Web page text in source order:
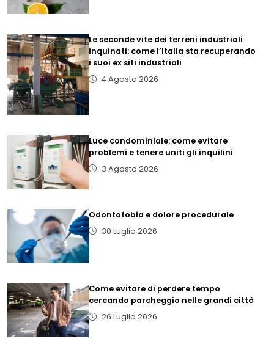
Le seconde vite dei terreni industriali
inquinati: come l’Italia sta recuperando
i suoi ex siti industriali
4 Agosto 2026
Luce condominiale: come evitare
problemi e tenere uniti gli inquilini
3 Agosto 2026
Odontofobia e dolore procedurale
30 Luglio 2026
Come evitare di perdere tempo
cercando parcheggio nelle grandi città
26 Luglio 2026